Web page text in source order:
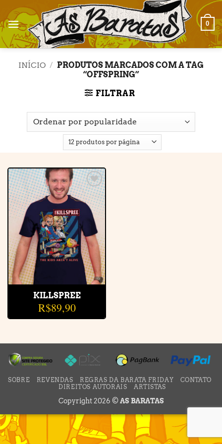
to
content
0
INÍCIO / PRODUTOS MARCADOS COM A TAG
“OFFSPRING”
FILTRAR
Adicionar
à lista de
desejos
KILLSPREE
R$89,90
SOBRE REVENDAS REGRAS DA BARATA FRIDAY
CONTATO
DIREITOS AUTORAIS
ARTISTAS
Copyright 2026 ©AS BARATAS